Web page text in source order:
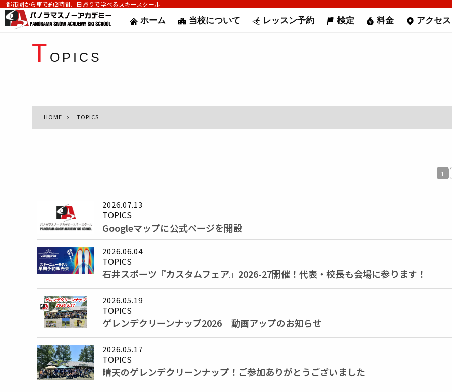
都市圏から車で約2時間、日帰りで学べるスキースクール
ホーム 当校について レッスン予約 検定 料金 アクセス
T OPICS
HOME TOPICS
1
2026.07.13
TOPICS
Googleマップに公式ページを開設
2026.06.04
TOPICS
石井スポーツ『カスタムフェア』2026-27開催！代表・校長も会場に参ります！
2026.05.19
TOPICS
ゲレンデクリーンナップ2026 動画アップのお知らせ
2026.05.17
TOPICS
晴天のゲレンデクリーンナップ！ご参加ありがとうございました